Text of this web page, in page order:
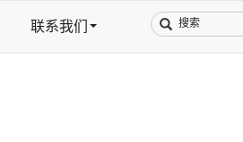
联系我们